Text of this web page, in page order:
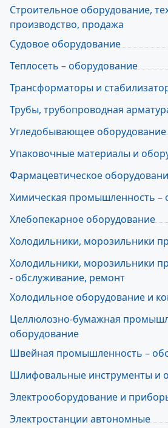
Строительное оборудование,
производство, продажа
Судовое оборудование
Теплосеть – оборудование
Трансформаторы и
Трубы, трубопроводная
Угледобывающее оборудование
Упаковочные материалы и
Фармацевтическое
Химическая промышленность –
Хлебопекарное оборудование
Холодильники, морозильники
Холодильники, морозильники
- обслуживание, ремонт
Холодильное оборудование и
Целлюлозно-бумажная
оборудование
Швейная промышленность –
Шлифовальные инструменты и
Электрооборудование и
Электростанции автономные